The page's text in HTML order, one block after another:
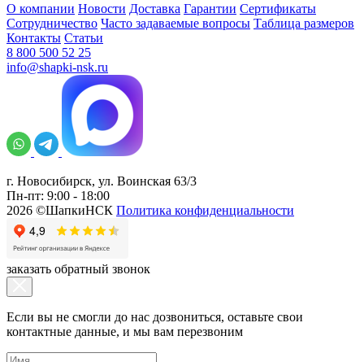
О компании Новости Доставка Гарантии Сертификаты
Сотрудничество Часто задаваемые вопросы Таблица размеров
Контакты Статьи
8 800 500 52 25
info@shapki-nsk.ru
г. Новосибирск, ул. Воинская 63/3
Пн-пт: 9:00 - 18:00
2026 ©ШапкиНСК Политика конфиденциальности
заказать обратный звонок
Если вы не смогли до нас дозвониться, оставьте свои
контактные данные, и мы вам перезвоним